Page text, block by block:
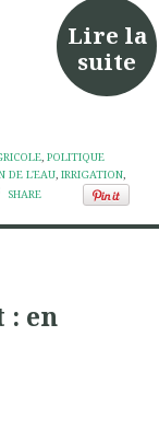
Lire la
suite
, POLITIQUE
DE L'EAU,IRRIGATION,
SHARE
: en